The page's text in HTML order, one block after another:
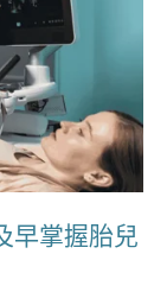
早掌握胎兒